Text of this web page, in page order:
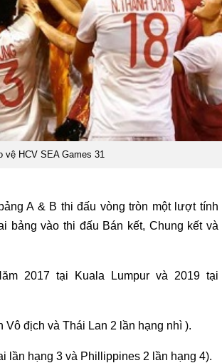
vệ HCV SEA Games 31
A & B thi đấu vòng tròn một lượt tính
bảng vào thi đấu Bán kết, Chung kết và
2017 tại Kuala Lumpur và 2019 tại
Vô địch và Thái Lan 2 lần hạng nhì ).
lần hạng 3 và Phillippines 2 lần hạng 4).